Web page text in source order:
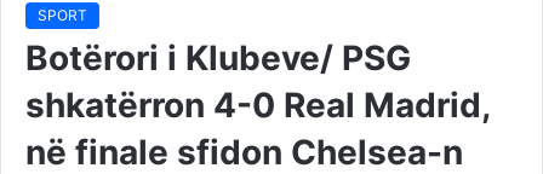
SPORT
Botërori i Klubeve/ PSG
shkatërron 4-0 Real Madrid,
në finale sfidon Chelsea-n